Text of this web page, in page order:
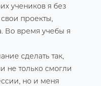
учеников я без
проекты,
Во время учебы я
сделать так,
не только смогли
но и меня